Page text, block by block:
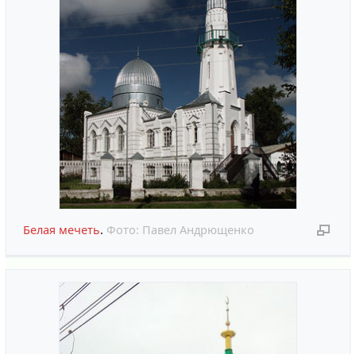
Белая мечеть. Фото: Павел Андрющенко